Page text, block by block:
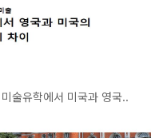
미술유학에서 미국과 영국..